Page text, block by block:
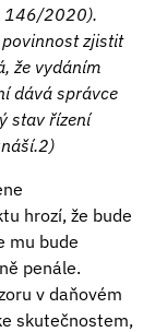
146/2020).
zjistit
že vydáním
dává správce
stav řízení
hrozí, že bude
mu bude
penále.
v daňovém
skutečnostem,